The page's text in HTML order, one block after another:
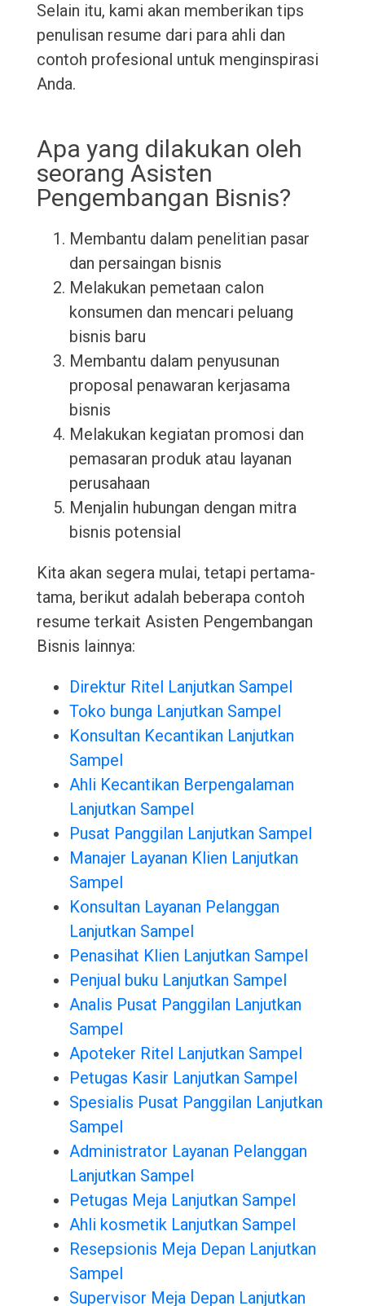
Selain itu, kami akan memberikan tips
penulisan resume dari para ahli dan
contoh profesional untuk menginspirasi
Anda.
Apa yang dilakukan oleh
seorang Asisten
Pengembangan Bisnis?
Membantu dalam penelitian pasar
dan persaingan bisnis
Melakukan pemetaan calon
konsumen dan mencari peluang
bisnis baru
Membantu dalam penyusunan
proposal penawaran kerjasama
bisnis
Melakukan kegiatan promosi dan
pemasaran produk atau layanan
perusahaan
Menjalin hubungan dengan mitra
bisnis potensial
Kita akan segera mulai, tetapi pertama-
tama, berikut adalah beberapa contoh
resume terkait Asisten Pengembangan
Bisnis lainnya:
Direktur Ritel Lanjutkan Sampel
Toko bunga Lanjutkan Sampel
Konsultan Kecantikan Lanjutkan
Sampel
Ahli Kecantikan Berpengalaman
Lanjutkan Sampel
Pusat Panggilan Lanjutkan Sampel
Manajer Layanan Klien Lanjutkan
Sampel
Konsultan Layanan Pelanggan
Lanjutkan Sampel
Penasihat Klien Lanjutkan Sampel
Penjual buku Lanjutkan Sampel
Analis Pusat Panggilan Lanjutkan
Sampel
Apoteker Ritel Lanjutkan Sampel
Petugas Kasir Lanjutkan Sampel
Spesialis Pusat Panggilan Lanjutkan
Sampel
Administrator Layanan Pelanggan
Lanjutkan Sampel
Petugas Meja Lanjutkan Sampel
Ahli kosmetik Lanjutkan Sampel
Resepsionis Meja Depan Lanjutkan
Sampel
Supervisor Meja Depan Lanjutkan